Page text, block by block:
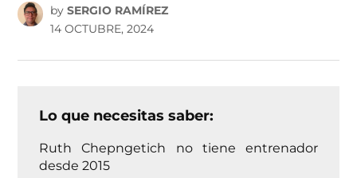
by SERGIO RAMÍREZ
14 OCTUBRE, 2024
Lo que necesitas saber:
Ruth Chepngetich no tiene entrenador
desde 2015